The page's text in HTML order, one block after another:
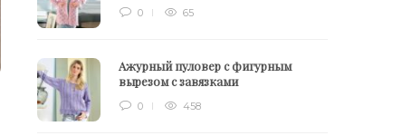
0 65
Ажурный пуловер с фигурным
вырезом с завязками
0 458